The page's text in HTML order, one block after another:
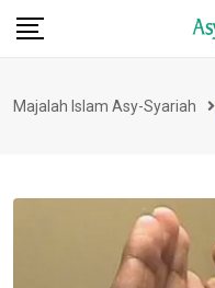
Skip
Majalah Islam Asy-Syariah